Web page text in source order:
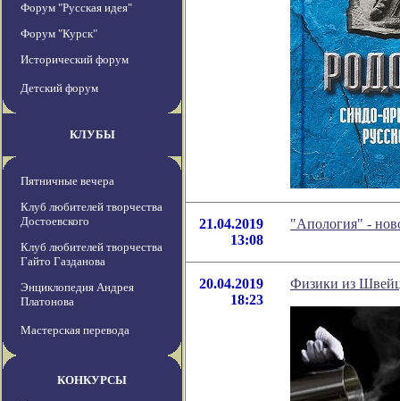
Форум "Русская идея"
Форум "Курск"
Исторический форум
Детский форум
КЛУБЫ
Пятничные вечера
Клуб любителей творчества
Достоевского
Клуб любителей творчества
Гайто Газданова
Энциклопедия Андрея
Платонова
Мастерская перевода
КОНКУРСЫ
21.04.2019
13:08
"Апология" -
20.04.2019
18:23
Физики из